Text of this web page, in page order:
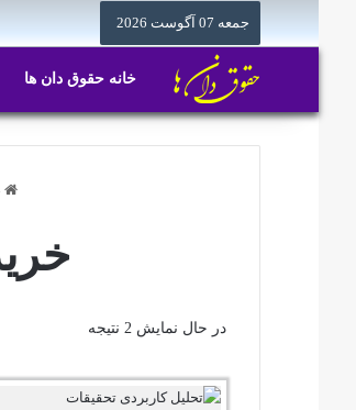
جمعه 07 آگوست 2026
خانه حقوق دان ها
در حال نمایش 2 نتیجه